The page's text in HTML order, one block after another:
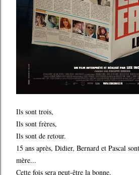
Ils sont trois,
Ils sont frères,
Ils sont de retour.
15 ans après, Didier, Bernard et Pascal
mère...
Cette fois sera peut-être la bonne.